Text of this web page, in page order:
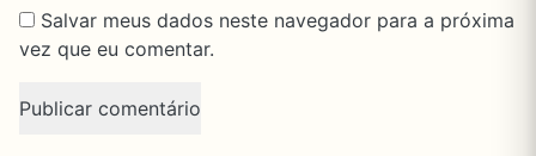
Salvar meus dados neste navegador para a próxima
vez que eu comentar.